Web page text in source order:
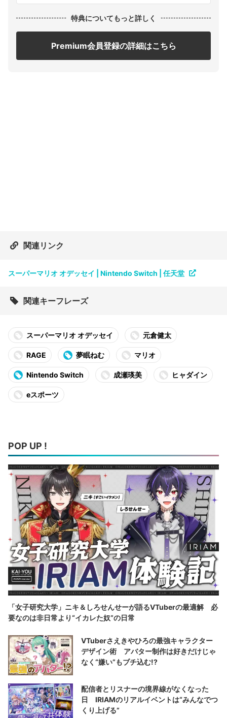
特典についてもっと詳しく
Premium会員登録の詳細はこちら
関連リンク
スーパーマリオ オデッセイ | Nintendo Switch | 任天堂
関連キーフレーズ
スーパーマリオ オデッセイ 元倉健太
RAGE 夢眠ねむ マリオ
Nintendo Switch 成瀬瑛美 ヒャダイン
eスポーツ
POP UP !
「女子研究大学」ニキ＆しろせんせーが語るVTuberの最適解 必
要なのは非日常より“イカレた奴”の日常
VTuberさえきやひろの最強キャラクター
デザイン術 アバター制作は好きだけじゃ
なく“嫌い”もブチ込む!?
配信者とリスナーの境界線がなくなった
日 IRIAMのリアルイベントは“みんなでつ
くり上げる”